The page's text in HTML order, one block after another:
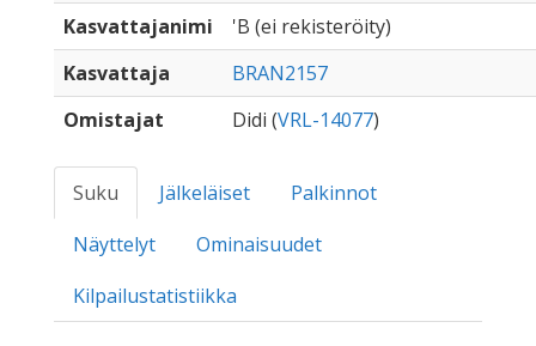
Kasvattajanimi
'B (ei rekisteröity)
Kasvattaja
BRAN2157
Omistajat
Didi (VRL-14077)
Suku Jälkeläiset
Palkinnot
Näyttelyt
Ominaisuudet
Kilpailustatistiikka